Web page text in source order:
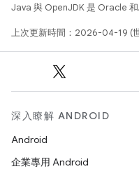
Java 與 OpenJDK 是 Oracle
上次更新時間：2026-04-19 (
深入瞭解 ANDROID
Android
企業專用 Android